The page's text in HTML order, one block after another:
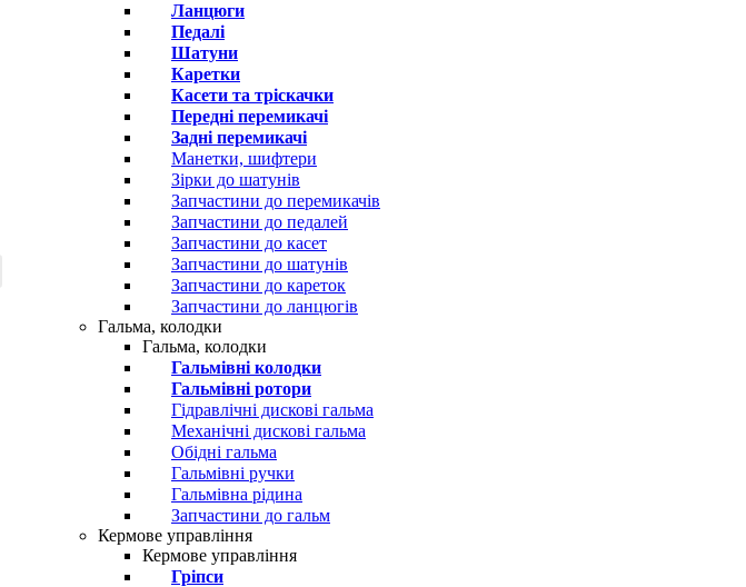
Ланцюги
Педалі
Шатуни
Каретки
Касети та тріскачки
Передні перемикачі
Задні перемикачі
Манетки, шифтери
Зірки до шатунів
Запчастини до перемикачів
Запчастини до педалей
Запчастини до касет
Запчастини до шатунів
Запчастини до кареток
Запчастини до ланцюгів
Гальма, колодки
Гальма, колодки
Гальмівні колодки
Гальмівні ротори
Гідравлічні дискові гальма
Механічні дискові гальма
Обідні гальма
Гальмівні ручки
Гальмівна рідина
Запчастини до гальм
Кермове управління
Кермове управління
Гріпси